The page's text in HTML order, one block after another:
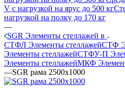
V с нагрузкой на ярус до 500 кг
нагрузкой на полку до 170 кг
—
SGR Элементы стеллажей в
СТФЛ Элементы стеллажейСТФ
Элементы стеллажейСТФУ-П
Элементы стеллажейМКФ
—SGR рама 2500x1000